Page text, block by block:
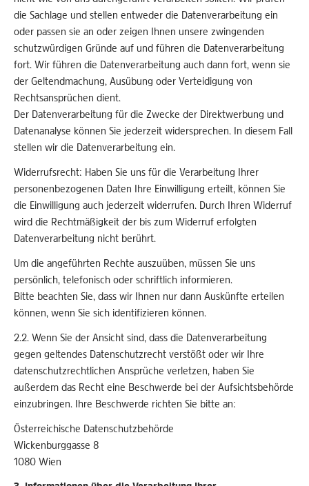
die Sachlage und stellen entweder die Datenverarbeitung ein
oder passen sie an oder zeigen Ihnen unsere zwingenden
schutzwürdigen Gründe auf und führen die Datenverarbeitung
fort. Wir führen die Datenverarbeitung auch dann fort, wenn sie
der Geltendmachung, Ausübung oder Verteidigung von
Rechtsansprüchen dient.
Der Datenverarbeitung für die Zwecke der Direktwerbung und
Datenanalyse können Sie jederzeit widersprechen. In diesem Fall
stellen wir die Datenverarbeitung ein.
Widerrufsrecht: Haben Sie uns für die Verarbeitung Ihrer
personenbezogenen Daten Ihre Einwilligung erteilt, können Sie
die Einwilligung auch jederzeit widerrufen. Durch Ihren Widerruf
wird die Rechtmäßigkeit der bis zum Widerruf erfolgten
Datenverarbeitung nicht berührt.
Um die angeführten Rechte auszuüben, müssen Sie uns
persönlich, telefonisch oder schriftlich informieren.
Bitte beachten Sie, dass wir Ihnen nur dann Auskünfte erteilen
können, wenn Sie sich identifizieren können.
2.2. Wenn Sie der Ansicht sind, dass die Datenverarbeitung
gegen geltendes Datenschutzrecht verstößt oder wir Ihre
datenschutzrechtlichen Ansprüche verletzen, haben Sie
außerdem das Recht eine Beschwerde bei der Aufsichtsbehörde
einzubringen. Ihre Beschwerde richten Sie bitte an:
Österreichische Datenschutzbehörde
Wickenburggasse 8
1080 Wien